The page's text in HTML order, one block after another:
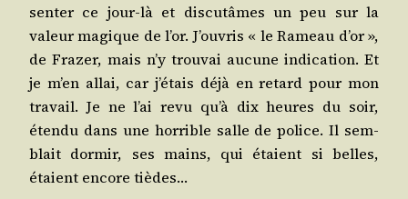
sen­ter ce jour-là et dis­cu­tâmes un peu sur la
valeur magique de l’or. J’ouvris « le Rameau d’or »,
de Fra­zer, mais n’y trou­vai aucune indi­ca­tion. Et
je m’en allai, car j’étais déjà en retard pour mon
tra­vail. Je ne l’ai revu qu’à dix heures du soir,
éten­du dans une hor­rible salle de police. Il sem­
blait dor­mir, ses mains, qui étaient si belles,
étaient encore tièdes…